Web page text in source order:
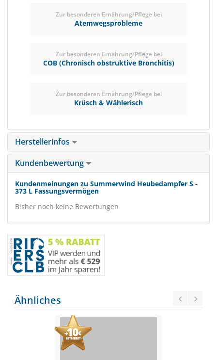
Zur besonderen Ernährung/Pflege bei
Atemwegsprobleme
Zur besonderen Ernährung/Pflege bei
COB (Chronisch obstruktive Bronchitis)
Zur besonderen Ernährung/Pflege bei
Krüsch & Wählerisch
Herstellerinfos
Kundenbewertung
Kundenmeinungen zu Summerwind Heubedampfer S -
373 L Fassungsvermögen
Bisher noch keine Bewertungen
Ähnliches